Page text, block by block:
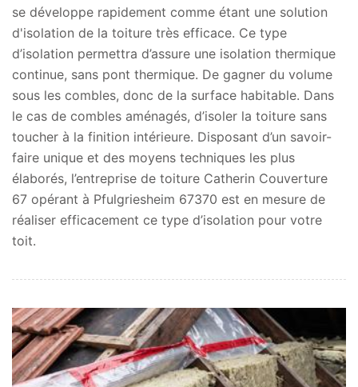
se développe rapidement comme étant une solution
d'isolation de la toiture très efficace. Ce type
d’isolation permettra d’assure une isolation thermique
continue, sans pont thermique. De gagner du volume
sous les combles, donc de la surface habitable. Dans
le cas de combles aménagés, d’isoler la toiture sans
toucher à la finition intérieure. Disposant d’un savoir-
faire unique et des moyens techniques les plus
élaborés, l’entreprise de toiture Catherin Couverture
67 opérant à Pfulgriesheim 67370 est en mesure de
réaliser efficacement ce type d’isolation pour votre
toit.